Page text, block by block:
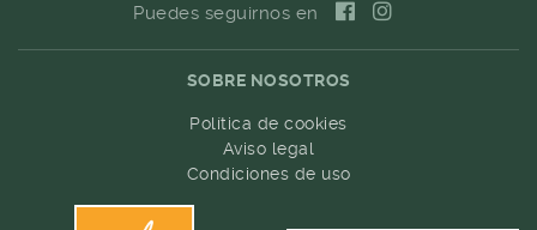
Puedes seguirnos en
SOBRE NOSOTROS
Política de cookies
Aviso legal
Condiciones de uso